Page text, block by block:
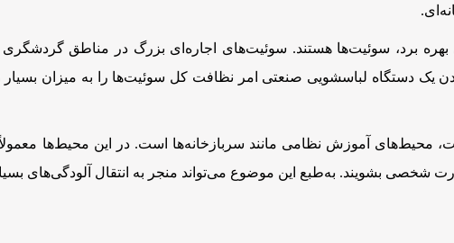
برد، سوئیت‌ها هستند. سوئیت‌های اجاره‌ای بزرگ در مناطق گردشگری
دادن یک دستگاه لباسشویی صنعتی امر نظافت کل سوئیت‌ها را به میزان
آموزش نظامی مانند سربازخانه‌ها است. در این محیط‌ها معمولاً
شخصی بشویند. به‌طبع این موضوع می‌تواند منجر به انتقال آلودگی‌های